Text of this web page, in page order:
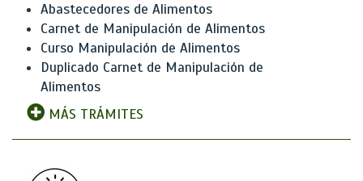
Abastecedores de Alimentos
Carnet de Manipulación de Alimentos
Curso Manipulación de Alimentos
Duplicado Carnet de Manipulación de
Alimentos
MÁS TRÁMITES